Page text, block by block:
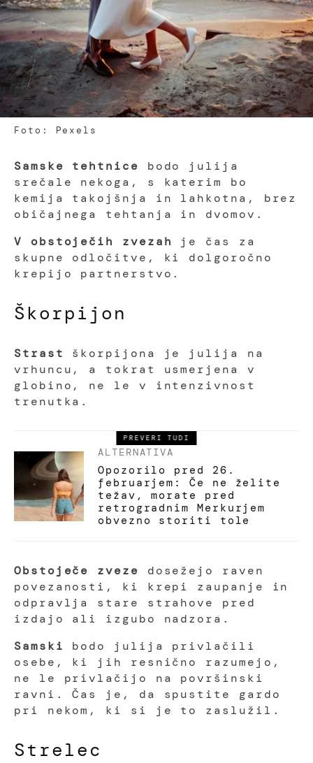
Foto: Pexels
Samske tehtnice bodo julija
srečale nekoga, s katerim bo
kemija takojšnja in lahkotna, brez
običajnega tehtanja in dvomov.
V obstoječih zvezah
je čas za
skupne odločitve, ki dolgoročno
krepijo partnerstvo.
Škorpijon
Strast
škorpijona je julija na
vrhuncu, a tokrat usmerjena v
globino, ne le v intenzivnost
trenutka.
PREVERI TUDI
ALTERNATIVA
Opozorilo pred 26.
februarjem: Če ne želite
težav, morate pred
retrogradnim Merkurjem
obvezno storiti tole
Obstoječe zveze dosežejo raven
povezanosti, ki krepi zaupanje in
odpravlja stare strahove pred
izdajo ali izgubo nadzora.
Samski
bodo julija privlačili
osebe, ki jih resnično razumejo,
ne le privlačijo na površinski
ravni. Čas je, da spustite gardo
pri nekom, ki si je to zaslužil.
Strelec